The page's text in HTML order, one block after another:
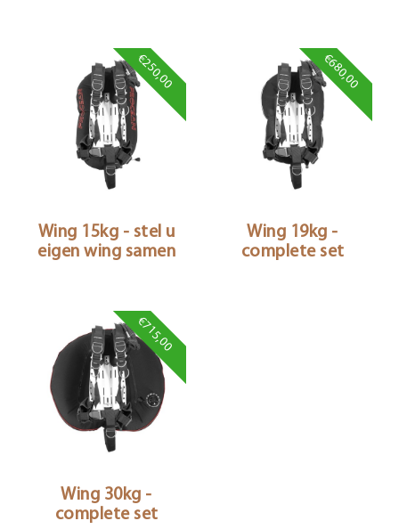
€250,00
Wing 15kg - stel u
eigen wing samen
€680,00
Wing 19kg -
complete set
€715,00
Wing 30kg -
complete set